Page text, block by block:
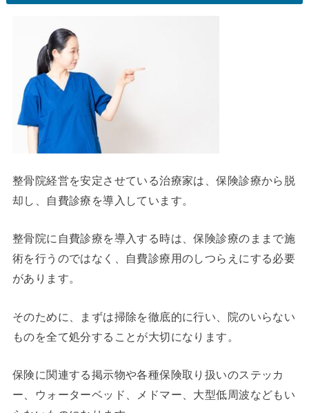
整骨院経営を安定させている治療家は、保険診療から脱
却し、自費診療を導入しています。
整骨院に自費診療を導入する時は、保険診療のままで施
術を行うのではなく、自費診療用のしつらえにする必要
があります。
そのために、まずは掃除を徹底的に行い、院のいらない
ものを全て処分することが大切になります。
保険に関連する掲示物や各種保険取り扱いのステッカ
ー、ウォーターベッド、メドマー、大型低周波などもい